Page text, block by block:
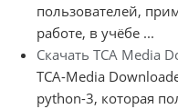
пользователей,
работе, в учёбе ...
Скачать TCA Media
TCA-Media
python-3, которая